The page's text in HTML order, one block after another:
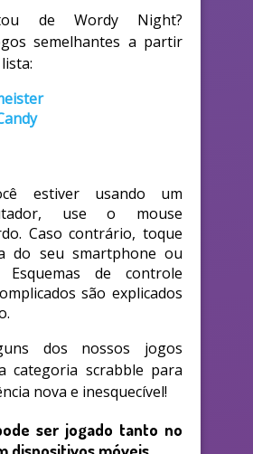
de Wordy Night?
semelhantes a partir
estiver usando um
use o mouse
Caso contrário, toque
do seu smartphone ou
Esquemas de controle
são explicados
dos nossos jogos
categoria scrabble para
nova e inesquecível!
ser jogado tanto no